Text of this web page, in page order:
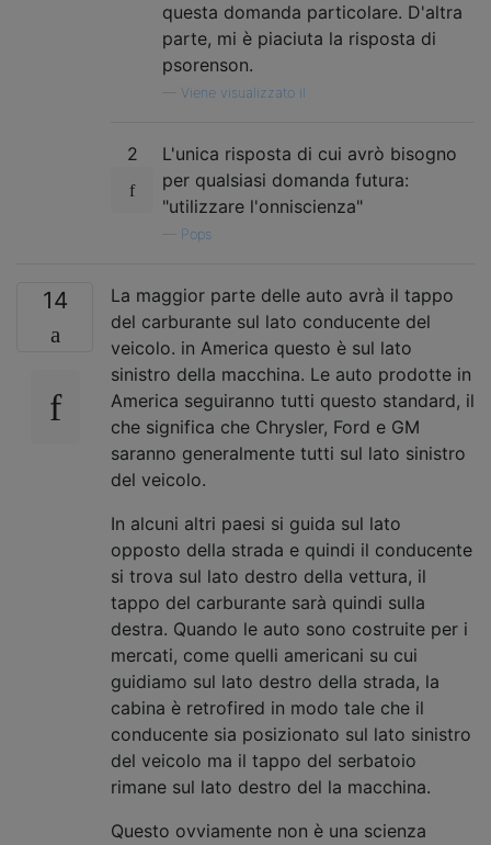
questa domanda particolare. D'altra
parte, mi è piaciuta la risposta di
psorenson.
Viene visualizzato il
2
L'unica risposta di cui avrò bisogno
per qualsiasi domanda futura:
"utilizzare l'onniscienza"
Pops
14
La maggior parte delle auto avrà il tappo
del carburante sul lato conducente del
veicolo. in America questo è sul lato
sinistro della macchina. Le auto prodotte in
America seguiranno tutti questo standard, il
che significa che Chrysler, Ford e GM
saranno generalmente tutti sul lato sinistro
del veicolo.
In alcuni altri paesi si guida sul lato
opposto della strada e quindi il conducente
si trova sul lato destro della vettura, il
tappo del carburante sarà quindi sulla
destra. Quando le auto sono costruite per i
mercati, come quelli americani su cui
guidiamo sul lato destro della strada, la
cabina è retrofired in modo tale che il
conducente sia posizionato sul lato sinistro
del veicolo ma il tappo del serbatoio
rimane sul lato destro del la macchina.
Questo ovviamente non è una scienza